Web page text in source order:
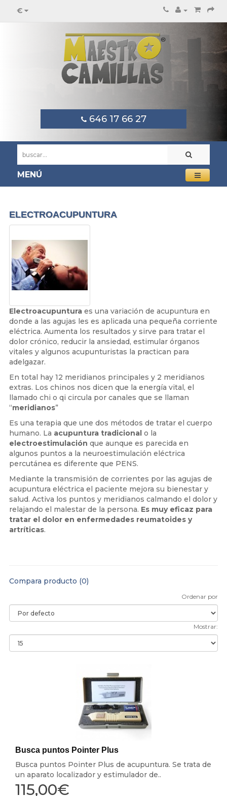
€
646 17 66 27
MENÚ
ELECTROACUPUNTURA
Electroacupunturaes una variación de acupuntura en
donde a las agujas les es aplicada una pequeña corriente
eléctrica. Aumenta los resultados y sirve para tratar el
dolor crónico, reducir la ansiedad, estimular órganos
vitales y algunos acupunturistas la practican para
adelgazar.
En total hay 12 meridianos principales y 2 meridianos
extras. Los chinos nos dicen que la energía vital, el
llamado chi o qi circula por canales que se llaman
“meridianos”
Es una terapia que une dos métodos de tratar el cuerpo
humano. La acupuntura tradicionalo la
electroestimulación que aunque es parecida en
algunos puntos a la neuroestimulación eléctrica
percutánea es diferente que PENS.
Mediante la transmisión de corrientes por las agujas de
acupuntura eléctrica el paciente mejora su bienestar y
salud. Activa los puntos y meridianos calmando el dolor y
relajando el malestar de la persona. Es muy eficaz para
tratar el dolor en enfermedades reumatoides y
artríticas.
Compara producto (0)
Ordenar por
Mostrar:
Busca puntos Pointer Plus
Busca puntos Pointer Plus de acupuntura. Se trata de
un aparato localizador y estimulador de..
115,00€